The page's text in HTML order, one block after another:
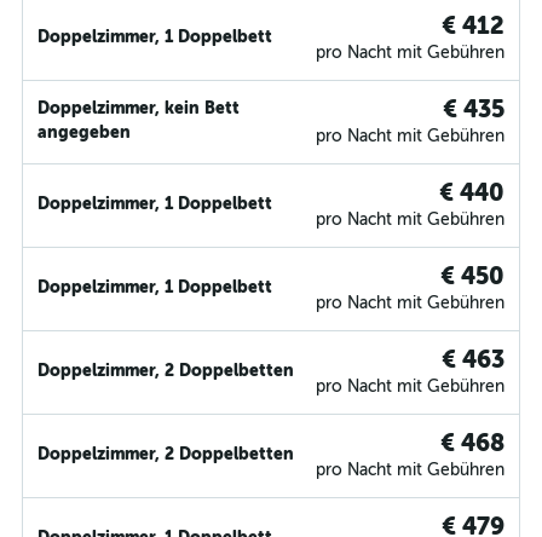
Doppelzimmer, 1 Doppelbett € 412
pro Nacht mit Gebühren
Doppelzimmer, kein Bett
angegeben
€ 435
pro Nacht mit Gebühren
Doppelzimmer, 1 Doppelbett € 440
pro Nacht mit Gebühren
Doppelzimmer, 1 Doppelbett € 450
pro Nacht mit Gebühren
Doppelzimmer, 2 Doppelbetten € 463
pro Nacht mit Gebühren
Doppelzimmer, 2 Doppelbetten € 468
pro Nacht mit Gebühren
€ 479